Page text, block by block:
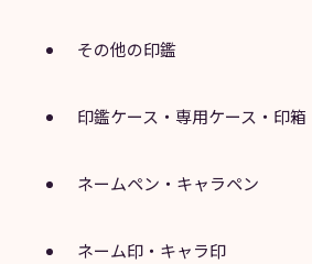
その他の印鑑
印鑑ケース・専用ケース・印箱
ネームペン・キャラペン
ネーム印・キャラ印